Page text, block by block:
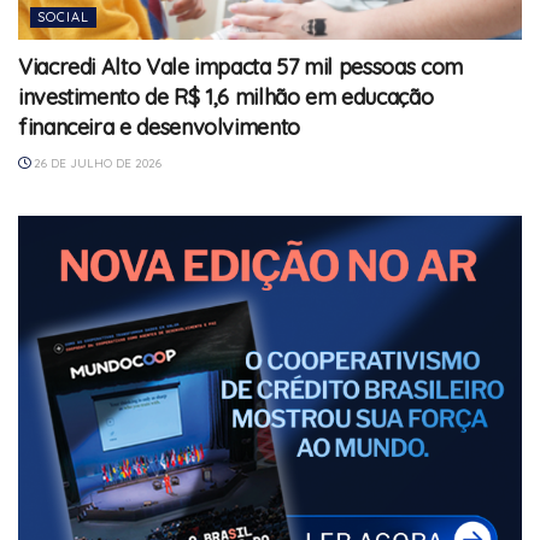
SOCIAL
Viacredi Alto Vale impacta 57 mil pessoas com
investimento de R$ 1,6 milhão em educação
financeira e desenvolvimento
26 DE JULHO DE 2026